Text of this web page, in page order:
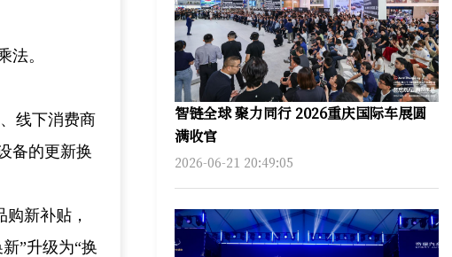
法。
线下消费商
备的更新换
新补贴，
”升级为“换
智链全球 聚力同行 2026重庆国际车展圆
满收官
2026-06-21 20:49:05